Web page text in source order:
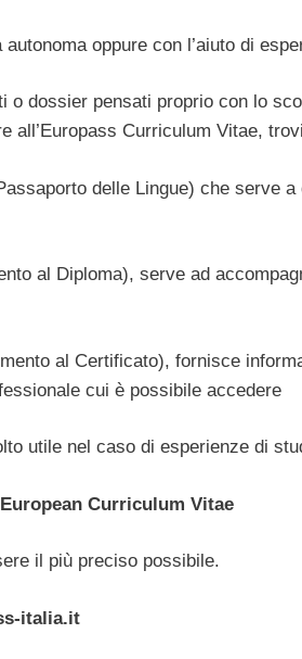
oppure con l’aiuto di
o dossier pensati proprio con lo
all’Europass Curriculum Vitae,
delle Lingue) che serve
al Diploma), serve ad
al Certificato), fornisce
cui è possibile accedere
utile nel caso di esperienze di
European Curriculum Vitae
il più preciso possibile.
italia.it